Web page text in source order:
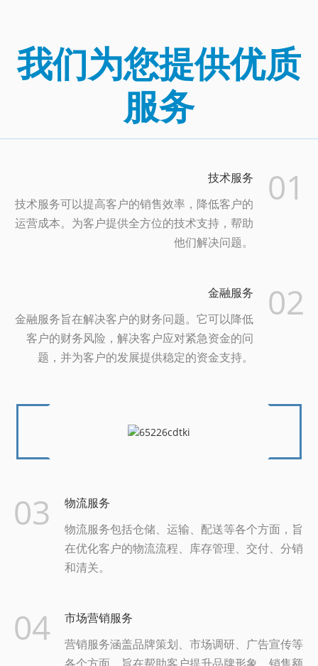
我们为您提供优质
服务
01
技术服务
技术服务可以提高客户的销售效率，降低客户的
运营成本。为客户提供全方位的技术支持，帮助
他们解决问题。
02
金融服务
金融服务旨在解决客户的财务问题。它可以降低
客户的财务风险，解决客户应对紧急资金的问
题，并为客户的发展提供稳定的资金支持。
03 物流服务
物流服务包括仓储、运输、配送等各个方面，旨
在优化客户的物流流程、库存管理、交付、分销
和清关。
04 市场营销服务
营销服务涵盖品牌策划、市场调研、广告宣传等